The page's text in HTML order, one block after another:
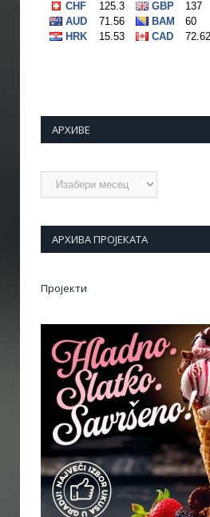
АРХИВЕ
Архиве
АРХИВА ПРОЈЕКАТА
Пројекти